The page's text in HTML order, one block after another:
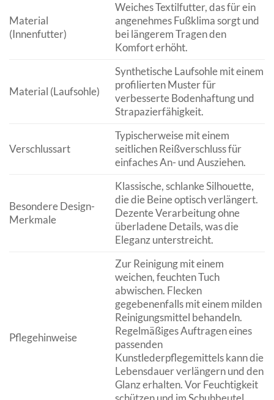
Material
(Innenfutter)
Weiches Textilfutter, das für ein
angenehmes Fußklima sorgt und
bei längerem Tragen den
Komfort erhöht.
Material (Laufsohle)
Synthetische Laufsohle mit einem
profilierten Muster für
verbesserte Bodenhaftung und
Strapazierfähigkeit.
Verschlussart
Typischerweise mit einem
seitlichen Reißverschluss für
einfaches An- und Ausziehen.
Besondere Design-
Merkmale
Klassische, schlanke Silhouette,
die die Beine optisch verlängert.
Dezente Verarbeitung ohne
überladene Details, was die
Eleganz unterstreicht.
Pflegehinweise
Zur Reinigung mit einem
weichen, feuchten Tuch
abwischen. Flecken
gegebenenfalls mit einem milden
Reinigungsmittel behandeln.
Regelmäßiges Auftragen eines
passenden
Kunstlederpflegemittels kann die
Lebensdauer verlängern und den
Glanz erhalten. Vor Feuchtigkeit